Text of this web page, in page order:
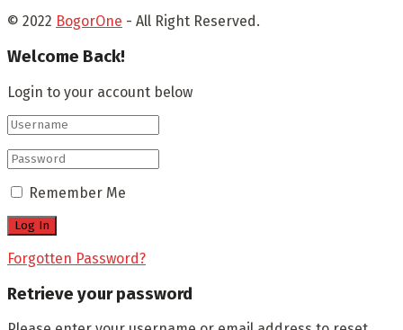
© 2022 BogorOne - All Right Reserved.
Welcome Back!
Login to your account below
Remember Me
Forgotten Password?
Retrieve your password